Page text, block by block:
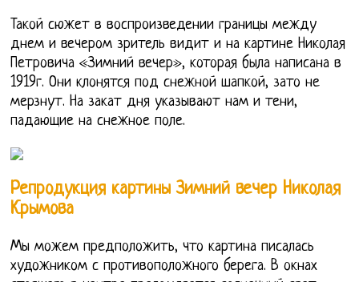
Такой сюжет в воспроизведении границы между
днем и вечером зритель видит и на картине Николая
Петровича «Зимний вечер», которая была написана в
1919г. Они клонятся под снежной шапкой, зато не
мерзнут. На закат дня указывают нам и тени,
падающие на снежное поле.
Репродукция картины Зимний вечер Николая
Крымова
Мы можем предположить, что картина писалась
художником с противоположного берега. В окнах